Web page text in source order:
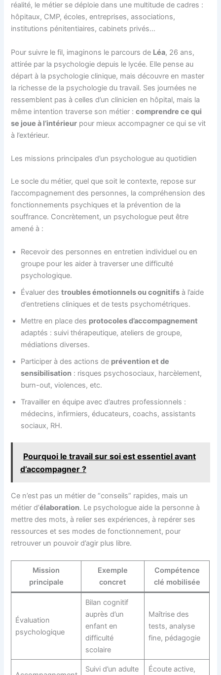
réalité, le métier se déploie dans une multitude de cadres :
hôpitaux, CMP, écoles, entreprises, associations,
institutions pénitentiaires, cabinets privés…
Pour suivre le fil, imaginons le parcours de Léa, 26 ans,
attirée par la psychologie depuis le lycée. Elle pense au
départ à la psychologie clinique, mais découvre en master
la richesse de la psychologie du travail. Ses journées ne
ressemblent pas à celles d’un clinicien en hôpital, mais la
même intention traverse son métier :comprendre ce qui
se joue à l’intérieur pour mieux accompagner ce qui se vit
à l’extérieur.
Les missions principales d’un psychologue au quotidien
Le socle du métier, quel que soit le contexte, repose sur
l’accompagnement des personnes, la compréhension des
fonctionnements psychiques et la prévention de la
souffrance. Concrètement, un psychologue peut être
amené à :
Recevoir des personnes en entretien individuel ou en
groupe pour les aider à traverser une difficulté
psychologique.
Évaluer destroubles émotionnels ou cognitifs à l’aide
d’entretiens cliniques et de tests psychométriques.
Mettre en place des protocoles d’accompagnement
adaptés : suivi thérapeutique, ateliers de groupe,
médiations diverses.
Participer à des actions de prévention et de
sensibilisation : risques psychosociaux, harcèlement,
burn-out, violences, etc.
Travailler en équipe avec d’autres professionnels :
médecins, infirmiers, éducateurs, coachs, assistants
sociaux, RH.
Pourquoi le travail sur soi est essentiel avant
d’accompagner ?
Ce n’est pas un métier de “conseils” rapides, mais un
métier d’élaboration. Le psychologue aide la personne à
mettre des mots, à relier ses expériences, à repérer ses
ressources et ses modes de fonctionnement, pour
retrouver un pouvoir d’agir plus libre.
Mission
principale
Exemple
concret
Compétence
clé mobilisée
Évaluation
psychologique
Bilan cognitif
auprès d’un
enfant en
difficulté
scolaire
Maîtrise des
tests, analyse
fine, pédagogie
Suivi d’un adulte Écoute active,